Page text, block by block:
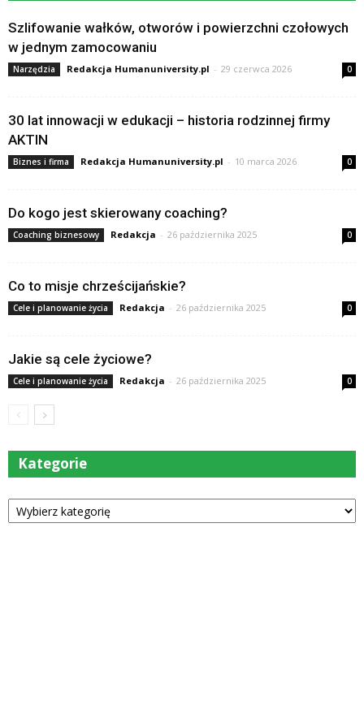
Szlifowanie wałków, otworów i powierzchni czołowych
w jednym zamocowaniu
Narzędzia Redakcja Humanuniversity.pl - 29 czerwca 2026 0
30 lat innowacji w edukacji – historia rodzinnej firmy
AKTIN
Biznes i firma Redakcja Humanuniversity.pl - 10 marca 2026 0
Do kogo jest skierowany coaching?
Coaching biznesowy Redakcja - 26 października 2025 0
Co to misje chrześcijańskie?
Cele i planowanie życia Redakcja - 26 października 2025 0
Jakie są cele życiowe?
Cele i planowanie życia Redakcja - 26 października 2025 0
Kategorie
Kategorie